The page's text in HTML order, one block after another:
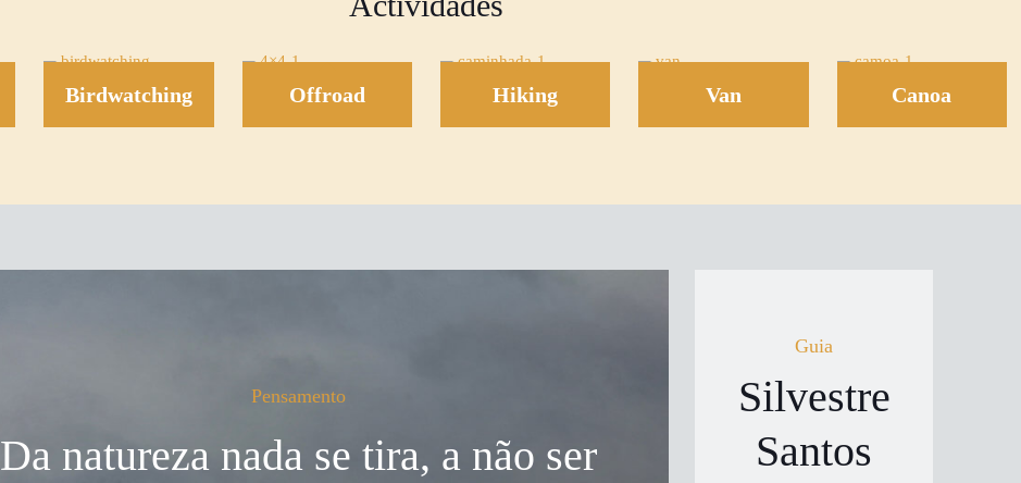
Birdwatching Offroad Hiking Van Canoa
Pensamento
Da natureza nada se tira, a não ser
Guia
Silvestre
Santos